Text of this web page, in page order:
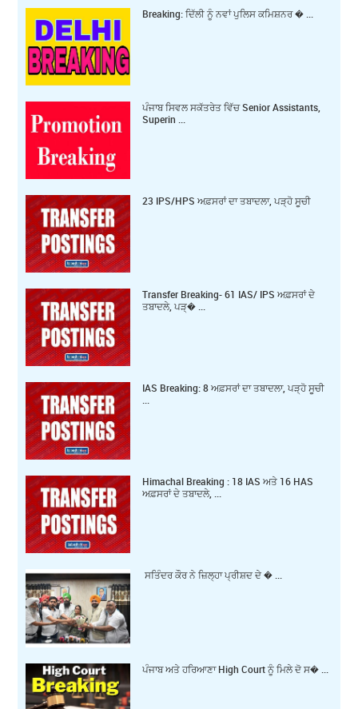
Breaking: ਦਿੱਲੀ ਨੂੰ ਨਵਾਂ ਪੁਲਿਸ ਕਮਿਸ਼ਨਰ � ...
ਪੰਜਾਬ ਸਿਵਲ ਸਕੱਤਰੇਤ ਵਿੱਚ Senior Assistants,
Superin ...
23 IPS/HPS ਅਫ਼ਸਰਾਂ ਦਾ ਤਬਾਦਲਾ, ਪੜ੍ਹੋ ਸੂਚੀ
Transfer Breaking- 61 IAS/ IPS ਅਫ਼ਸਰਾਂ ਦੇ
ਤਬਾਦਲੇ, ਪੜ੍� ...
IAS Breaking: 8 ਅਫ਼ਸਰਾਂ ਦਾ ਤਬਾਦਲਾ, ਪੜ੍ਹੋ ਸੂਚੀ
...
Himachal Breaking : 18 IAS ਅਤੇ 16 HAS
ਅਫ਼ਸਰਾਂ ਦੇ ਤਬਾਦਲੇ, ...
ਸਤਿੰਦਰ ਕੌਰ ਨੇ ਜ਼ਿਲ੍ਹਾ ਪ੍ਰੀਸ਼ਦ ਦੇ � ...
ਪੰਜਾਬ ਅਤੇ ਹਰਿਆਣਾ High Court ਨੂੰ ਮਿਲੇ ਦੋ ਸ� ...